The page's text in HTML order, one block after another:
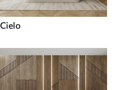
Cielo